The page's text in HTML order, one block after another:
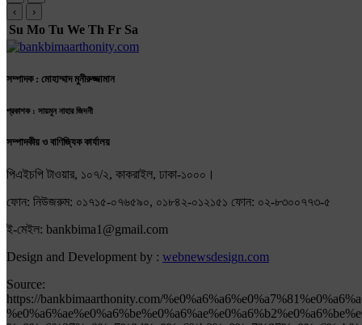
‹ ›
Su Mo Tu We Th Fr Sa
সম্পাদক : মোহাম্মাদ মুনীরুজ্জামান
প্রকাশক : সায়মুন নাহার জিদনী
সম্পাদকীয় ও বাণিজ্যিক কার্যালয়
পিএইচপি টাওয়ার, ১০৭/২, কাকরাইল, ঢাকা-১০০০।
ফোন: নিউজরুম: ০১৭১৫-০৭৬৫৯০, ০১৮৪২-০১২১৫১ ফোন: ০২-৮৩০০৭৭৩-৫
ই-মেইল: bankbima1@gmail.com
Design and Development by : webnewsdesign.com
Source:
https://bankbimaarthonity.com/